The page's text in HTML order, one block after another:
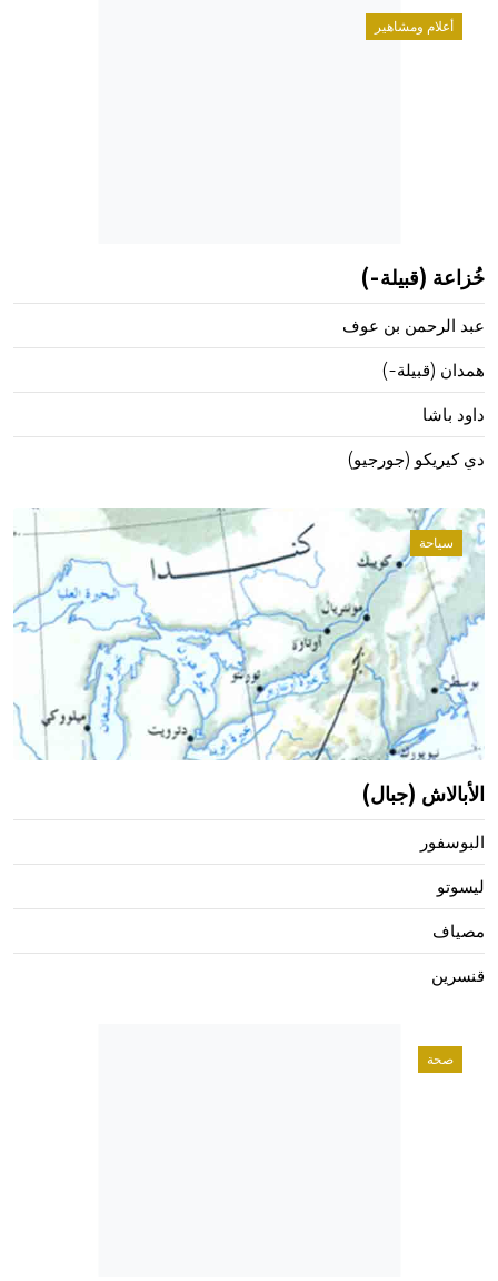
أعلام ومشاهير
خُزاعة (قبيلة-)
عبد الرحمن بن عوف
همدان (قبيلة-)
داود باشا
دي كيريكو (جورجيو)
سياحة
الأبالاش (جبال)
البوسفور
ليسوتو
مصياف
قنسرين
صحة